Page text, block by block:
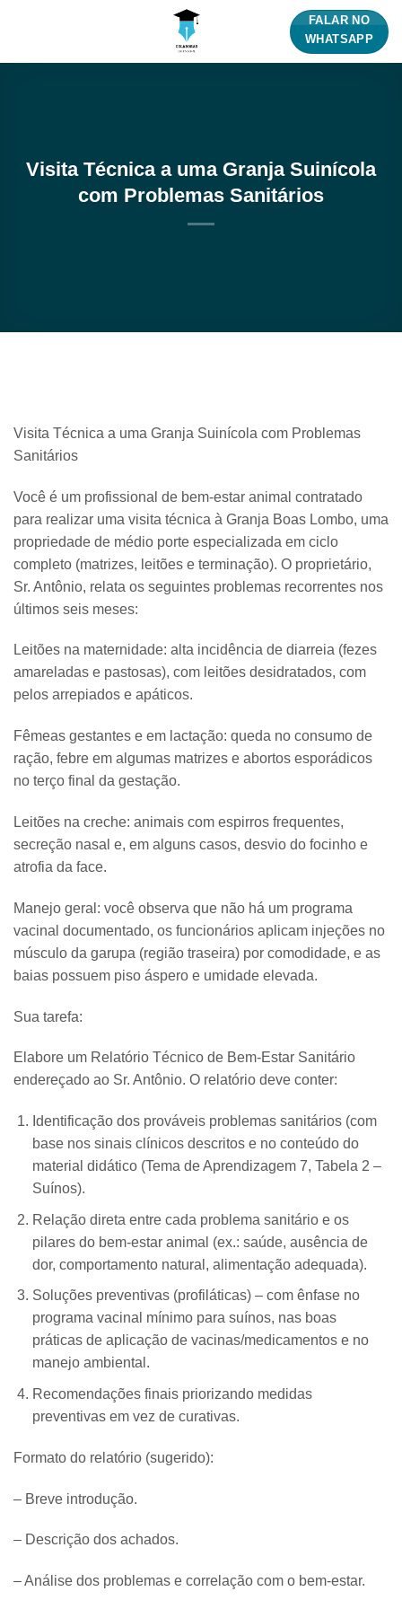
FALAR NO
WHATSAPP
Visita Técnica a uma Granja Suinícola
com Problemas Sanitários
Visita Técnica a uma Granja Suinícola com Problemas
Sanitários
Você é um profissional de bem-estar animal contratado
para realizar uma visita técnica à Granja Boas Lombo, uma
propriedade de médio porte especializada em ciclo
completo (matrizes, leitões e terminação). O proprietário,
Sr. Antônio, relata os seguintes problemas recorrentes nos
últimos seis meses:
Leitões na maternidade: alta incidência de diarreia (fezes
amareladas e pastosas), com leitões desidratados, com
pelos arrepiados e apáticos.
Fêmeas gestantes e em lactação: queda no consumo de
ração, febre em algumas matrizes e abortos esporádicos
no terço final da gestação.
Leitões na creche: animais com espirros frequentes,
secreção nasal e, em alguns casos, desvio do focinho e
atrofia da face.
Manejo geral: você observa que não há um programa
vacinal documentado, os funcionários aplicam injeções no
músculo da garupa (região traseira) por comodidade, e as
baias possuem piso áspero e umidade elevada.
Sua tarefa:
Elabore um Relatório Técnico de Bem-Estar Sanitário
endereçado ao Sr. Antônio. O relatório deve conter:
Identificação dos prováveis problemas sanitários (com
base nos sinais clínicos descritos e no conteúdo do
material didático (Tema de Aprendizagem 7, Tabela 2 –
Suínos).
Relação direta entre cada problema sanitário e os
pilares do bem-estar animal (ex.: saúde, ausência de
dor, comportamento natural, alimentação adequada).
Soluções preventivas (profiláticas) – com ênfase no
programa vacinal mínimo para suínos, nas boas
práticas de aplicação de vacinas/medicamentos e no
manejo ambiental.
Recomendações finais priorizando medidas
preventivas em vez de curativas.
Formato do relatório (sugerido):
– Breve introdução.
– Descrição dos achados.
– Análise dos problemas e correlação com o bem-estar.